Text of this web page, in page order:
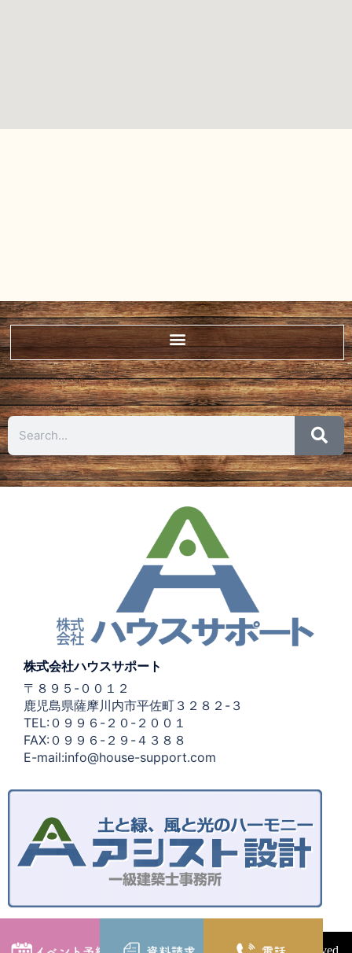
株式会社ハウスサポート
〒８９５-００１２
鹿児島県薩摩川内市平佐町３２８２-３
TEL:０９９６-２０-２００１
FAX:０９９６-２９-４３８８
E-mail:info@house-support.com